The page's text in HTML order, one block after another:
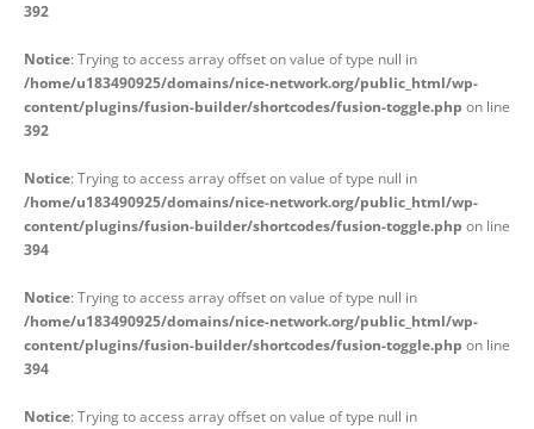
392
Notice: Trying to access array offset on value of type null in
/home/u183490925/domains/nice-network.org/public_html/wp-
content/plugins/fusion-builder/shortcodes/fusion-toggle.php on line
392
Notice: Trying to access array offset on value of type null in
/home/u183490925/domains/nice-network.org/public_html/wp-
content/plugins/fusion-builder/shortcodes/fusion-toggle.php on line
394
Notice: Trying to access array offset on value of type null in
/home/u183490925/domains/nice-network.org/public_html/wp-
content/plugins/fusion-builder/shortcodes/fusion-toggle.php on line
394
Notice: Trying to access array offset on value of type null in